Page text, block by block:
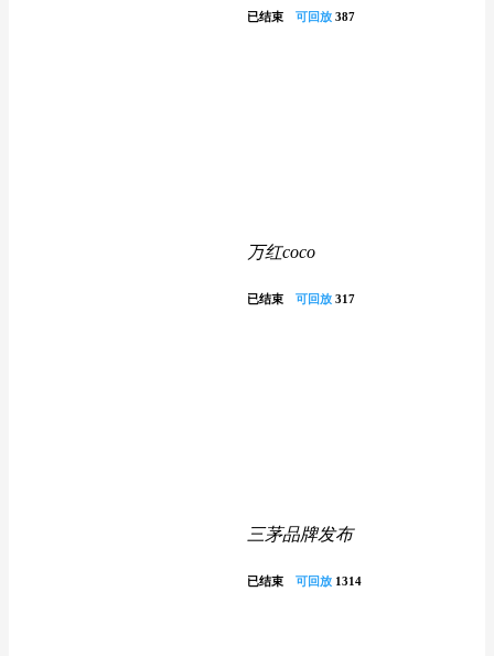
已结束 可回放 387
万红coco
已结束 可回放 317
三茅品牌发布
已结束 可回放 1314